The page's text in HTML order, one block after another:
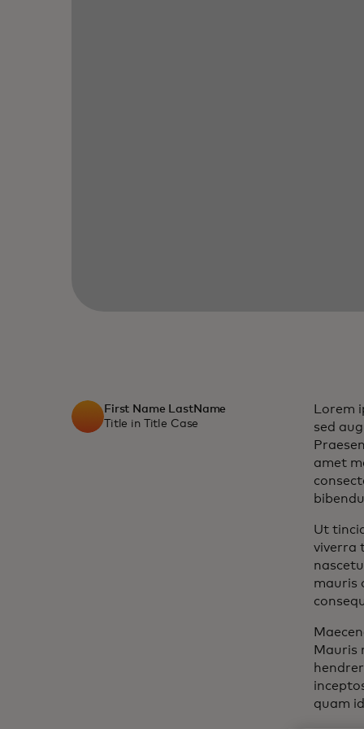
First Name LastName
Title in Title Case
Lorem
sed
amet
Ut
viverra
mauris
Mauris
quam